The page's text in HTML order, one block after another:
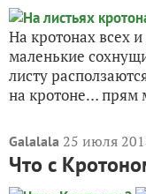
На кротонах всех
маленькие
листу
на кротоне… прям
Galalala 25 июля
Что с